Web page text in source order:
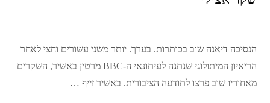
הנסיכה דיאנה שוב בכותרות. בערך. יותר משני עשורים וחצי לאחר
הריאיון המיתולוגי שנתנה לעיתונאי ה-BBC מרטין באשיר, השקרים
מאחוריו שוב פרצו לתודעה הציבורית. באשיר זייף …